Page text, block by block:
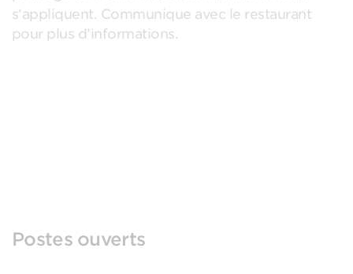
s’appliquent. Communique avec le restaurant
pour plus d’informations.
Postes ouverts